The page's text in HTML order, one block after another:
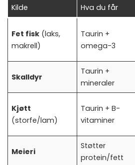
Kilde Hva du får
Fet fisk (laks,
makrell)
Taurin +
omega-3
Skalldyr
Taurin +
mineraler
Kjøtt
(storfe/lam)
Taurin + B-
vitaminer
Meieri
Støtter
protein/fett